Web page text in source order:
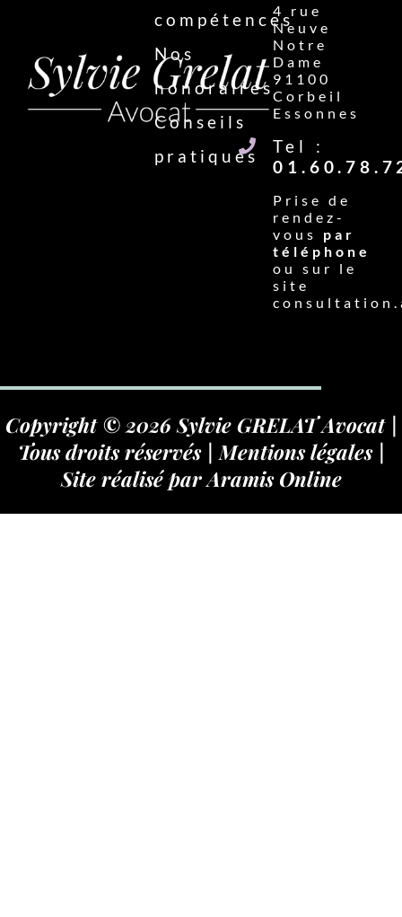
compétences
Nos
honoraires
Conseils
pratiques
4 rue
Neuve
Notre
Dame
91100
Corbeil
Essonnes
Tel :
Prise de
rendez-
vous par
téléphone
ou sur le
site
Copyright © 2026 Sylvie GRELAT Avocat |
Tous droits réservés | Mentions légales|
Site réalisé parAramis Online